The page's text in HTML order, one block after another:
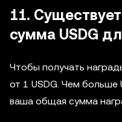
11.
сумма USDG
Чтобы получать
от 1 USDG. Чем больше
ваша общая сумма